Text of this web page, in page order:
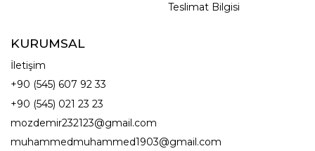
Teslimat Bilgisi
KURUMSAL
İletişim
+90 (545) 607 92 33
+90 (545) 021 23 23
mozdemir232123@gmail.com
muhammedmuhammed1903@gmail.com